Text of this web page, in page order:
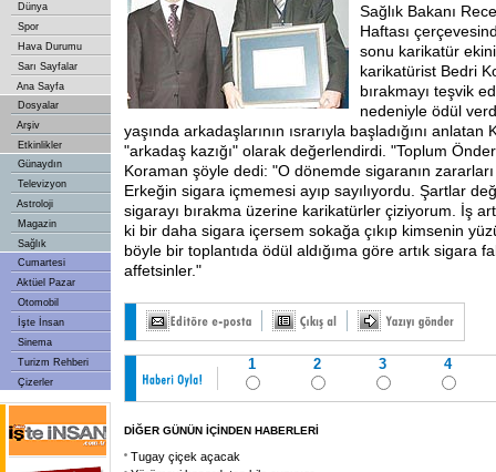
Dünya
Spor
Hava Durumu
Sarı Sayfalar
Ana Sayfa
Dosyalar
Arşiv
Etkinlikler
Günaydın
Televizyon
Astroloji
Magazin
Sağlık
Cumartesi
Aktüel Pazar
Otomobil
İşte İnsan
Sinema
Turizm Rehberi
Çizerler
Sağlık Bakanı
Haftası
sonu karikatür
karikatürist Bedri
bırakmayı teşvik
nedeniyle ödül
yaşında arkadaşlarının ısrarıyla başladığını
"arkadaş kazığı" olarak değerlendirdi. "Toplum
Koraman şöyle dedi: "O dönemde sigaranın
Erkeğin sigara içmemesi ayıp sayılıyordu. Şartlar
sigarayı bırakma üzerine karikatürler çiziyorum. İş
ki bir daha sigara içersem sokağa çıkıp kimsenin
böyle bir toplantıda ödül aldığıma göre artık sigara
affetsinler."
1 2 3 4
DİĞER GÜNÜN İÇİNDEN HABERLERİ
Tugay çiçek açacak